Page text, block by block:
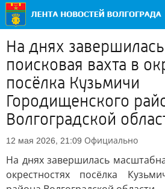
На днях
поисковая вахта в
посёлка Кузьмичи
Городищенского
Волгоградской
12 мая 2026, 21:09 Официально
На днях завершилась
окрестностях посёлка